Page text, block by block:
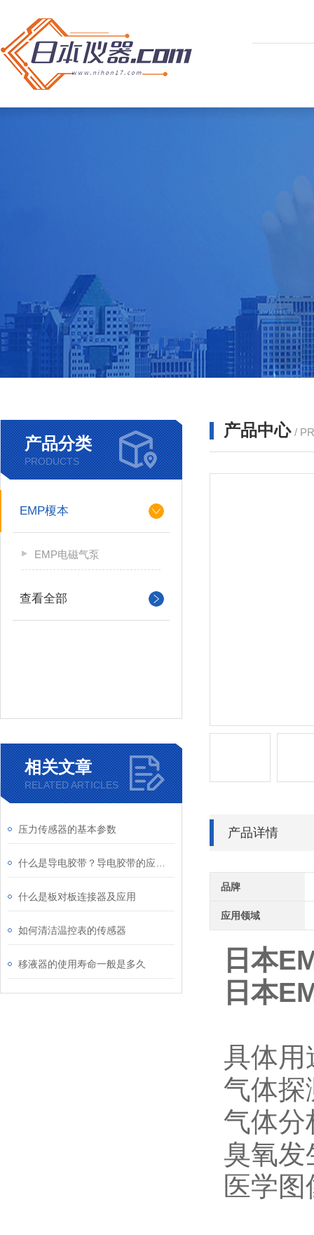
产品分类
PRODUCTS
EMP榎本
EMP电磁气泵
查看全部
相关文章
RELATED ARTICLES
压力传感器的基本参数
什么是板对板连接器及应用
如何清洁温控表的传感器
移液器的使用寿命一般是多久
产品中心 /
产品详情
品牌
应用领域
日本
日本
具体用
气体探
气体分
臭氧发
医学